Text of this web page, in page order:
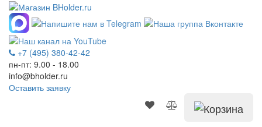
+7 (495) 380-42-42
пн-пт: 9.00 - 18.00
info@bholder.ru
Оставить заявку